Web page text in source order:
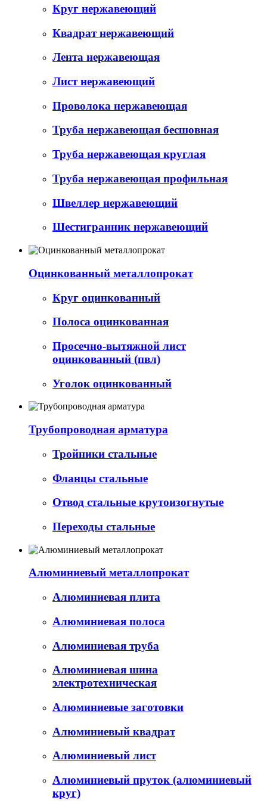
Круг нержавеющий
Квадрат нержавеющий
Лента нержавеющая
Лист нержавеющий
Проволока нержавеющая
Труба нержавеющая бесшовная
Труба нержавеющая круглая
Труба нержавеющая профильная
Швеллер нержавеющий
Шестигранник нержавеющий
Оцинкованный металлопрокат
Круг оцинкованный
Полоса оцинкованная
Просечно-вытяжной лист
оцинкованный (пвл)
Уголок оцинкованный
Трубопроводная арматура
Тройники стальные
Фланцы стальные
Отвод стальные крутоизогнутые
Переходы стальные
Алюминиевый металлопрокат
Алюминиевая плита
Алюминиевая полоса
Алюминиевая труба
Алюминиевая шина
электротехническая
Алюминиевые заготовки
Алюминиевый квадрат
Алюминиевый лист
Алюминиевый пруток (алюминиевый
круг)